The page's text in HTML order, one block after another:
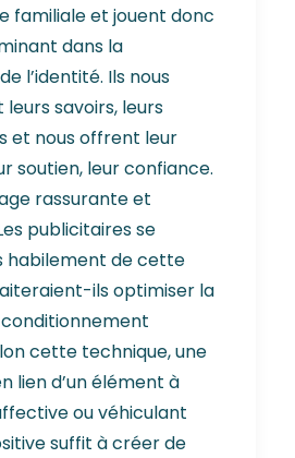
familiale et jouent donc
dans la
l’identité. Ils nous
savoirs, leurs
et nous offrent leur
soutien, leur confiance.
rassurante et
publicitaires se
habilement de cette
ils optimiser la
cette technique, une
lien d’un élément à
ou véhiculant
suffit à créer de